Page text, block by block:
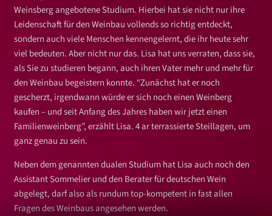
Weinsberg angebotene Studium. Hierbei hat sie nicht nur ihre
Leidenschaft für den Weinbau vollends so richtig entdeckt,
sondern auch viele Menschen kennengelernt, die ihr heute sehr
viel bedeuten. Aber nicht nur das. Lisa hat uns verraten, dass sie,
als Sie zu studieren begann, auch ihren Vater mehr und mehr für
den Weinbau begeistern konnte. “Zunächst hat er noch
gescherzt, irgendwann würde er sich noch einen Weinberg
kaufen – und seit Anfang des Jahres haben wir jetzt einen
Familienweinberg”, erzählt Lisa. 4 ar terrassierte Steillagen, um
ganz genau zu sein.
Neben dem genannten dualen Studium hat Lisa auch noch den
Assistant Sommelier und den Berater für deutschen Wein
abgelegt, darf also als rundum top-kompetent in fast allen
Fragen des Weinbaus angesehen werden.